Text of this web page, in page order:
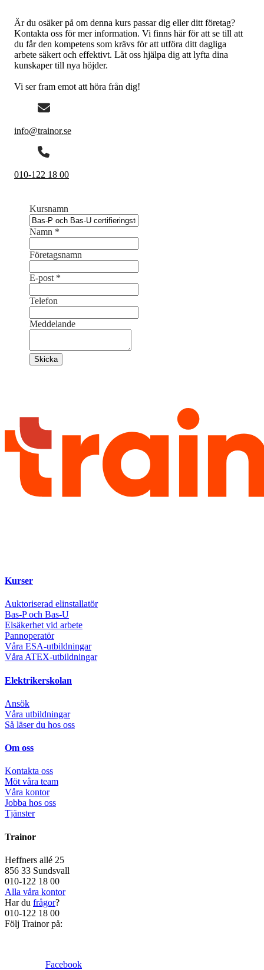
Är du osäker på om denna kurs passar dig eller ditt företag?
Kontakta oss för mer information. Vi finns här för att se till att
du får den kompetens som krävs för att utföra ditt dagliga
arbete säkert och effektivt. Låt oss hjälpa dig att lyfta dina
kunskaper till nya höjder.
Vi ser fram emot att höra från dig!
info@trainor.se
010-122 18 00
Kursnamn
Namn *
Företagsnamn
E-post *
Telefon
Meddelande
Skicka
Kurser
Auktoriserad elinstallatör
Bas-P och Bas-U
Elsäkerhet vid arbete
Pannoperatör
Våra ESA-utbildningar
Våra ATEX-utbildningar
Elektrikerskolan
Ansök
Våra utbildningar
Så läser du hos oss
Om oss
Kontakta oss
Möt våra team
Våra kontor
Jobba hos oss
Tjänster
Trainor
Heffners allé 25
856 33 Sundsvall
010-122 18 00
Alla våra kontor
Har du frågor?
010-122 18 00
Följ Trainor på:
Facebook